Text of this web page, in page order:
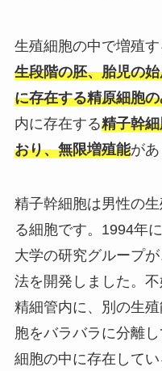
生殖細胞の中で増殖す
生段階の胚、胎児の
に存在する精原細胞
内に存在する精子幹
おり、無限増殖能があ
精子幹細胞は男性の
る細胞です。1994年
大学の研究グループ
法を開発しました。不
精細管内に、別の生
胞をバラバラに分離
細胞の中に存在して